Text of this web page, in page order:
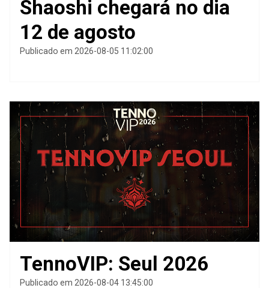
Shaoshi chegará no dia
12 de agosto
Publicado em 2026-08-05 11:02:00
TennoVIP: Seul 2026
Publicado em 2026-08-04 13:45:00